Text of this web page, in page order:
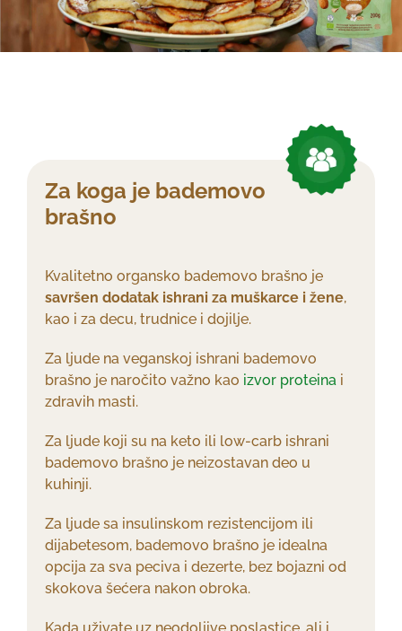
Za koga je bademovo
brašno
Kvalitetno organsko bademovo brašno je
savršen dodatak ishrani za muškarce i žene,
kao i za decu, trudnice i dojilje.
Za ljude na veganskoj ishrani bademovo
brašno je naročito važno kao izvor proteina i
zdravih masti.
Za ljude koji su na keto ili low-carb ishrani
bademovo brašno je neizostavan deo u
kuhinji.
Za ljude sa insulinskom rezistencijom ili
dijabetesom, bademovo brašno je idealna
opcija za sva peciva i dezerte, bez bojazni od
skokova šećera nakon obroka.